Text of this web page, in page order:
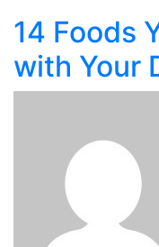
14 Foods
with Your